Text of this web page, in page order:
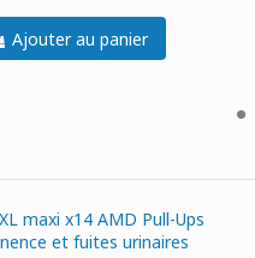
Ajouter au panier